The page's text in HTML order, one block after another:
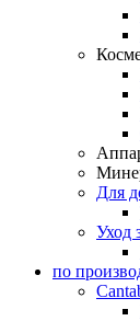
Для
Уход
по